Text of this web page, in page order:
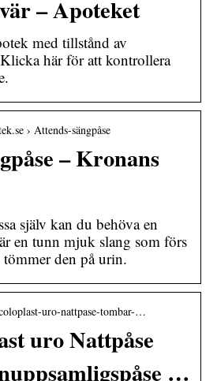
– Apoteket
med tillstånd av
här för att kontrollera
› Attends-sängpåse
– Kronans
själv kan du behöva en
en tunn mjuk slang som förs
den på urin.
uro-nattpase-tombar-…
uro Nattpåse
…